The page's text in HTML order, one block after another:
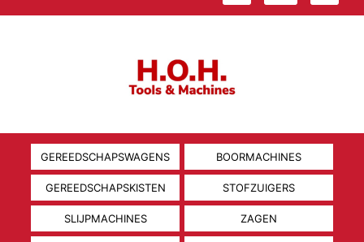
GEREEDSCHAPSWAGENS BOORMACHINES
GEREEDSCHAPSKISTEN STOFZUIGERS
SLIJPMACHINES ZAGEN